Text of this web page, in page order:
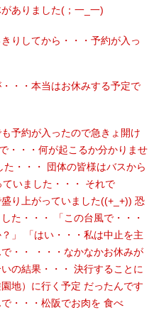
ありました(；一_一)
りしてから・・・予約が入っ
・・本当はお休みする予定で
予約が入ったので急きょ開け
・・・何が起こるか分かりませ
・・・ 団体の皆様はバスから
いました・・・ それで
り上がっていました((+_+)) 恐
た・・・ 「この台風で・・・
」 「はい・・・私は中止を主
・・ ・・・なかなかお休みが
の結果・・・ 決行することに
地）に行く予定 だったんです
・・・松阪でお肉を 食べ